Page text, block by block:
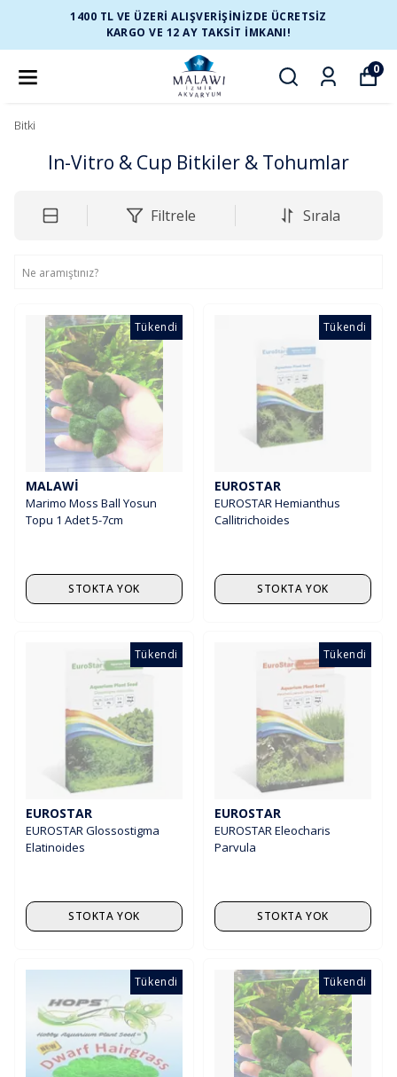
1400 TL VE ÜZERİ ALIŞVERİŞİNİZDE ÜCRETSİZ
KARGO VE 12 AY TAKSİT İMKANI!
0
Bitki
In-Vitro & Cup Bitkiler & Tohumlar
Filtrele Sırala
Tükendi
MALAWI
Marimo Moss Ball Yosun
Topu 1 Adet 5-7cm
STOKTA YOK
Tükendi
EUROSTAR
EUROSTAR Hemianthus
Callitrichoides
STOKTA YOK
Tükendi
EUROSTAR
EUROSTAR Glossostigma
Elatinoides
STOKTA YOK
Tükendi
EUROSTAR
EUROSTAR Eleocharis
Parvula
STOKTA YOK
Tükendi Tükendi